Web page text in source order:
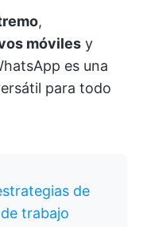
,
móviles y
es una
para todo
de
trabajo